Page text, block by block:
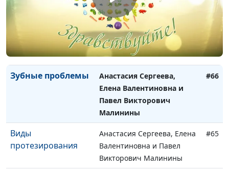
исправить прикус?
Воспаления в
ротовой полости
Анастасия Сергеева, Елена
Валентиновна и Павел
Викторович Малинины
#67
Зубные проблемы
Анастасия Сергеева,
Елена Валентиновна и
Павел Викторович
Малинины
#66
Виды
протезирования
Анастасия Сергеева, Елена
Валентиновна и Павел
Викторович Малинины
#65